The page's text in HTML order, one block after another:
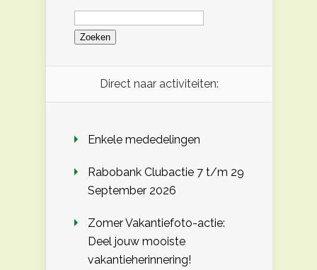
Zoeken
naar:
Direct naar activiteiten:
Enkele mededelingen
Rabobank Clubactie 7 t/m 29
September 2026
Zomer Vakantiefoto-actie:
Deel jouw mooiste
vakantieherinnering!